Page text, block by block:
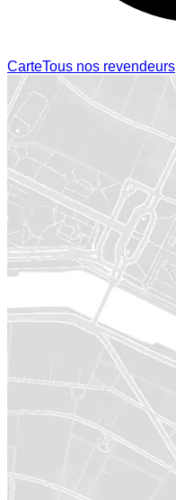
CarteTous nos revendeurs